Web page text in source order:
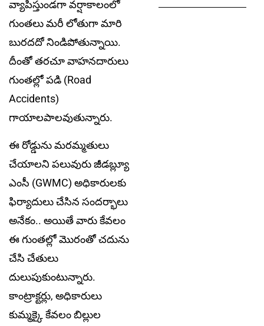
వ్యాపిస్తుండగా వర్షాకాలంలో
గుంతలు మరీ లోతుగా మారి
బురదదో నిండిపోతున్నాయి.
దీంతో తరచూ వాహనదారులు
గుంతల్లో పడి (Road
Accidents)
గాయాలపాలవుతున్నారు.
ఈ రోడ్డును మరమ్మతులు
చేయాలని పలువురు జీడబ్ల్యూ​
ఎంసీ (GWMC) అధికారులకు
ఫిర్యాదులు చేసిన సందర్భాలు
అనేకం.. అయితే వారు కేవలం
ఈ గుంతల్లో మొరంతో చదును
చేసి చేతులు
దులుపుకుంటున్నారు.
కాంట్రాక్టర్లు, అధికారులు
కుమ్మక్కై కేవలం బిల్లుల